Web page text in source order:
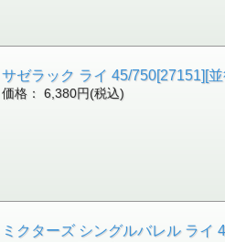
サゼラック ライ 45/750[27151][
価格： 6,380円(税込)
ミクターズ シングルバレル ライ